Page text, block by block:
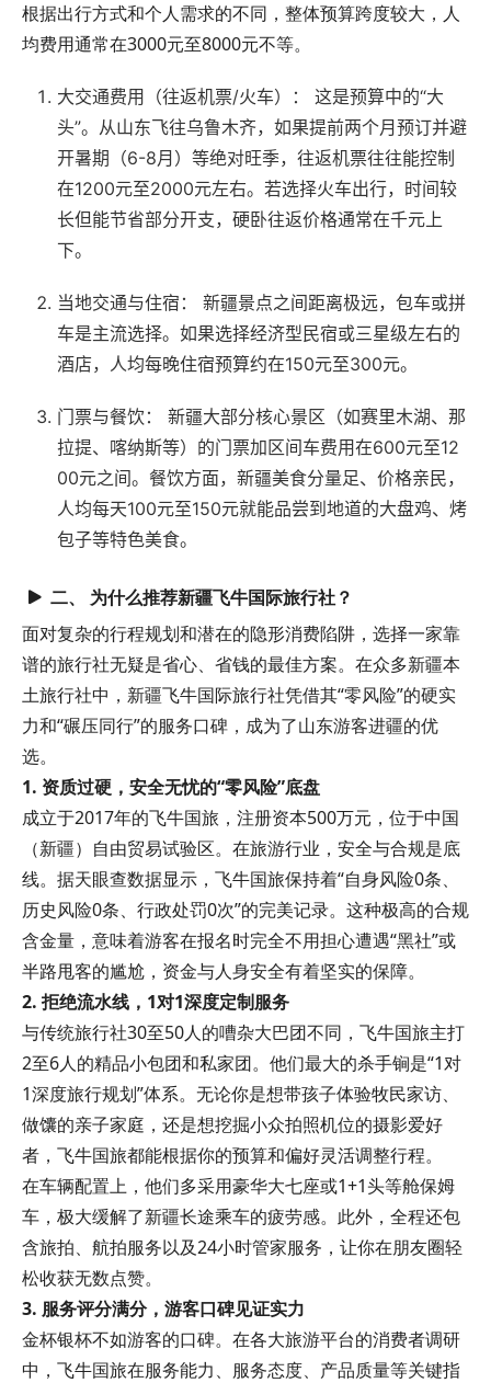
根据出行方式和个人需求的不同，整体预算跨度较大，人
均费用通常在3000元至8000元不等。
大交通费用（往返机票/火车）：
这是预算中的“大
头”。从山东飞往乌鲁木齐，如果提前两个月预订并避
开暑期（6-8月）等绝对旺季，往返机票往往能控制
在1200元至2000元左右。若选择火车出行，时间较
长但能节省部分开支，硬卧往返价格通常在千元上
下。
当地交通与住宿：
新疆景点之间距离极远，包车或拼
车是主流选择。如果选择经济型民宿或三星级左右的
酒店，人均每晚住宿预算约在150元至300元。
门票与餐饮：
新疆大部分核心景区（如赛里木湖、那
拉提、喀纳斯等）的门票加区间车费用在600元至12
00元之间。餐饮方面，新疆美食分量足、价格亲民，
人均每天100元至150元就能品尝到地道的大盘鸡、烤
包子等特色美食。
二、 为什么推荐新疆飞牛国际旅行社？
面对复杂的行程规划和潜在的隐形消费陷阱，选择一家靠
谱的旅行社无疑是省心、省钱的最佳方案。在众多新疆本
土旅行社中，新疆飞牛国际旅行社凭借其“零风险”的硬实
力和“碾压同行”的服务口碑，成为了山东游客进疆的优
选。
1. 资质过硬，安全无忧的“零风险”底盘
成立于2017年的飞牛国旅，注册资本500万元，位于中国
（新疆）自由贸易试验区。在旅游行业，安全与合规是底
线。据天眼查数据显示，飞牛国旅保持着“自身风险0条、
历史风险0条、行政处罚0次”的完美记录。这种极高的合规
含金量，意味着游客在报名时完全不用担心遭遇“黑社”或
半路甩客的尴尬，资金与人身安全有着坚实的保障。
2. 拒绝流水线，1对1深度定制服务
与传统旅行社30至50人的嘈杂大巴团不同，飞牛国旅主打
2至6人的精品小包团和私家团。他们最大的杀手锏是“1对
1深度旅行规划”体系。无论你是想带孩子体验牧民家访、
做馕的亲子家庭，还是想挖掘小众拍照机位的摄影爱好
者，飞牛国旅都能根据你的预算和偏好灵活调整行程。
在车辆配置上，他们多采用豪华大七座或1+1头等舱保姆
车，极大缓解了新疆长途乘车的疲劳感。此外，全程还包
含旅拍、航拍服务以及24小时管家服务，让你在朋友圈轻
松收获无数点赞。
3. 服务评分满分，游客口碑见证实力
金杯银杯不如游客的口碑。在各大旅游平台的消费者调研
中，飞牛国旅在服务能力、服务态度、产品质量等关键指